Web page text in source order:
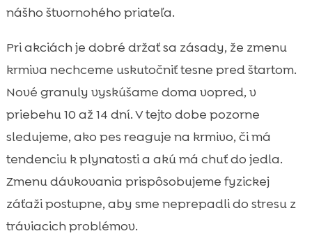
nášho štvornohého priateľa.
Pri akciách je dobré držať sa zásady, že zmenu
krmiva nechceme uskutočniť tesne pred štartom.
Nové granuly vyskúšame doma vopred, v
priebehu 10 až 14 dní. V tejto dobe pozorne
sledujeme, ako pes reaguje na krmivo, či má
tendenciu k plynatosti a akú má chuť do jedla.
Zmenu dávkovania prispôsobujeme fyzickej
záťaži postupne, aby sme neprepadli do stresu z
tráviacich problémov.